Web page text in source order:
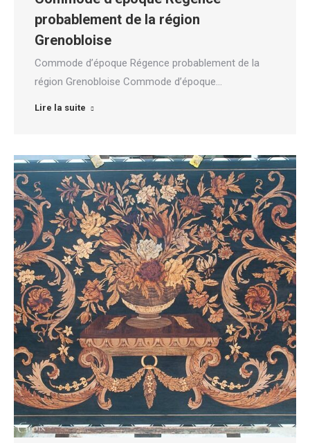
probablement de la région
Grenobloise
Commode d’époque Régence probablement de la
région Grenobloise Commode d’époque…
Lire la suite